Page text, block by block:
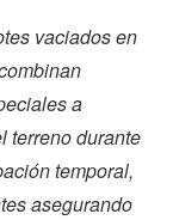
vaciados en
a
terreno durante
temporal,
asegurando